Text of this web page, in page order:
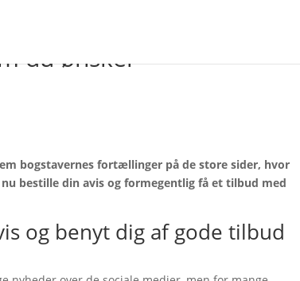
du ønsker
bogstavernes fortællinger på de store sider, hvor
bestille din avis og formegentlig få et tilbud med
og benyt dig af gode tilbud